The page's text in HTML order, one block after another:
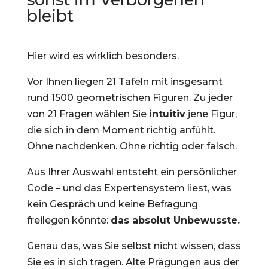
bleibt
Hier wird es wirklich besonders.
Vor Ihnen liegen 21 Tafeln mit insgesamt
rund 1500 geometrischen Figuren. Zu jeder
von 21 Fragen wählen Sie intuitivjene Figur,
die sich in dem Moment richtig anfühlt.
Ohne nachdenken. Ohne richtig oder falsch.
Aus Ihrer Auswahl entsteht ein persönlicher
Code – und das Expertensystem liest, was
kein Gespräch und keine Befragung
freilegen könnte: das absolut Unbewusste.
Genau das, was Sie selbst nicht wissen, dass
Sie es in sich tragen. Alte Prägungen aus der